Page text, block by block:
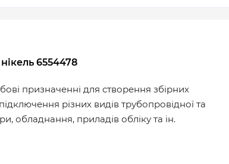
6554478
призначенні для створення збірних
різних видів трубопровідної та
обладнання, приладів обліку та ін.